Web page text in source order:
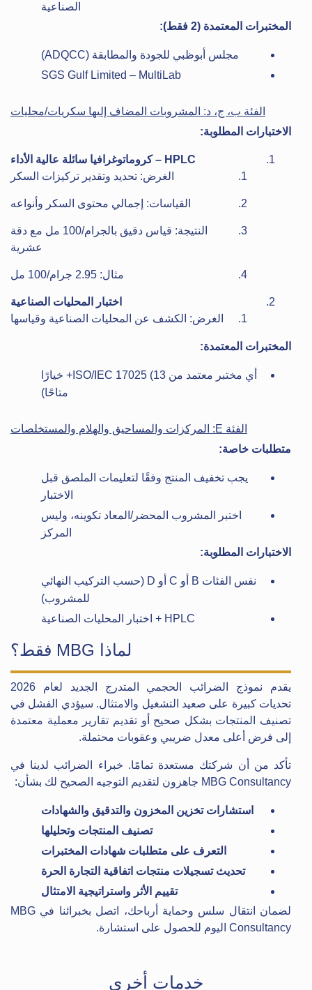
الصناعية
المختبرات المعتمدة (2 فقط):
مجلس أبوظبي للجودة والمطابقة (ADQCC)
SGS Gulf Limited – MultiLab
الفئة ب، ج، د: المشروبات المضاف إليها سكريات/محليات
الاختبارات المطلوبة:
HPLC – كروماتوغرافيا سائلة عالية الأداء
الغرض: تحديد وتقدير تركيزات السكر
القياسات: إجمالي محتوى السكر وأنواعه
النتيجة: قياس دقيق بالجرام/100 مل مع دقة
عشرية
مثال: 2.95 جرام/100 مل
اختبار المحليات الصناعية
الغرض: الكشف عن المحليات الصناعية وقياسها
المختبرات المعتمدة:
أي مختبر معتمد من ISO/IEC 17025 (13+ خيارًا
متاحًا)
الفئة E: المركزات والمساحيق والهلام والمستخلصات
متطلبات خاصة:
يجب تخفيف المنتج وفقًا لتعليمات الملصق قبل
الاختبار
اختبر المشروب المحضر/المعاد تكوينه، وليس
المركز
الاختبارات المطلوبة:
نفس الفئات B أو C أو D (حسب التركيب النهائي
للمشروب)
HPLC + اختبار المحليات الصناعية
لماذا MBG فقط؟
يقدم نموذج الضرائب الحجمي المتدرج الجديد لعام 2026
تحديات كبيرة على صعيد التشغيل والامتثال. سيؤدي الفشل في
تصنيف المنتجات بشكل صحيح أو تقديم تقارير معملية معتمدة
إلى فرض أعلى معدل ضريبي وعقوبات محتملة.
تأكد من أن شركتك مستعدة تمامًا. خبراء الضرائب لدينا في
MBG Consultancy جاهزون لتقديم التوجيه الصحيح لك بشأن:
استشارات تخزين المخزون والتدقيق والشهادات
تصنيف المنتجات وتحليلها
التعرف على متطلبات شهادات المختبرات
تحديث تسجيلات منتجات اتفاقية التجارة الحرة
تقييم الأثر واستراتيجية الامتثال
لضمان انتقال سلس وحماية أرباحك، اتصل بخبرائنا في MBG
Consultancy اليوم للحصول على استشارة.
خدمات أخرى